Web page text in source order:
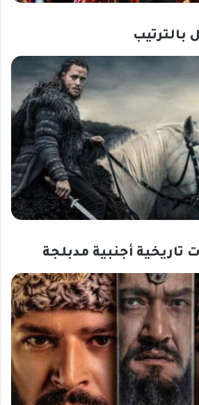
بالترتيب
أجنبية مدبلجة